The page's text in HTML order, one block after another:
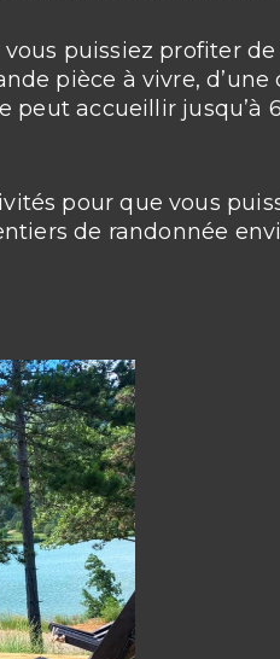
puissiez profiter de
pièce à vivre, d’une
peut accueillir jusqu’à
pour que vous
de randonnée